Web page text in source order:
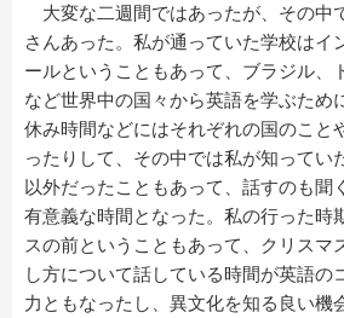
大変な二週間ではあったが、その中
さんあった。私が通っていた学校はイ
ールということもあって、ブラジル、
など世界中の国々から英語を学ぶため
休み時間などにはそれぞれの国のこと
ったりして、その中では私が知ってい
以外だったこともあって、話すのも聞
有意義な時間となった。私の行った時
スの前ということもあって、クリスマ
し方について話している時間が英語の
力ともなったし、異文化を知る良い機